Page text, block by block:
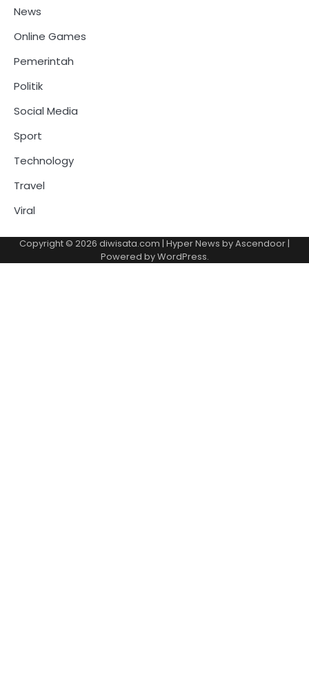
News
Online Games
Pemerintah
Politik
Social Media
Sport
Technology
Travel
Viral
Copyright © 2026 diwisata.com | Hyper News byAscendoor|
Powered byWordPress.